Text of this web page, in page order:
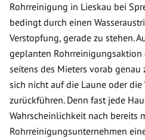
Rohrreinigung in Lieskau bei
bedingt durch einen
Verstopfung, gerade zu stehen.
geplanten Rohrreinigungsaktion
seitens des Mieters vorab genau
sich nicht auf die Laune oder die
zurückführen. Denn fast jede
Wahrscheinlichkeit nach bereits
Rohrreinigungsunternehmen